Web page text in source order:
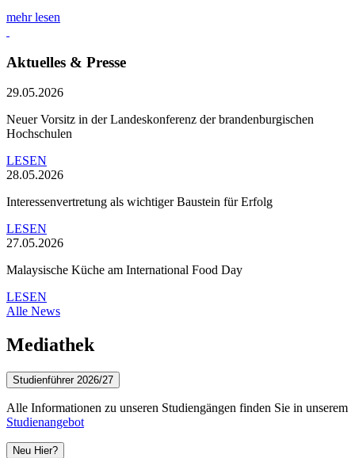
mehr lesen
Aktuelles & Presse
29.05.2026
Neuer Vorsitz in der Landeskonferenz der brandenburgischen
Hochschulen
LESEN
28.05.2026
Interessenvertretung als wichtiger Baustein für Erfolg
LESEN
27.05.2026
Malaysische Küche am International Food Day
LESEN
Alle News
Mediathek
Studienführer 2026/27
Alle Informationen zu unseren Studiengängen finden Sie in unserem
Studienangebot
Neu Hier?